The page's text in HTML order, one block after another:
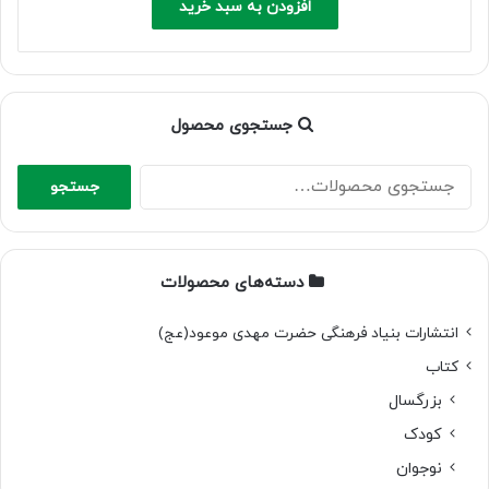
was:
200,000 ریال.
140,000 ریال.
افزودن به سبد خرید
جستجوی محصول
جستجو
برای:
جستجو
دسته‌های محصولات
انتشارات بنیاد فرهنگی حضرت مهدی موعود(عج)
کتاب
بزرگسال
کودک
نوجوان